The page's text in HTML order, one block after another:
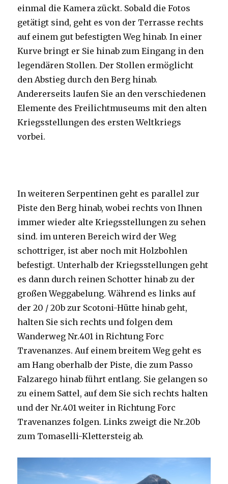
einmal die Kamera zückt. Sobald die Fotos
getätigt sind, geht es von der Terrasse rechts
auf einem gut befestigten Weg hinab. In einer
Kurve bringt er Sie hinab zum Eingang in den
legendären Stollen. Der Stollen ermöglicht
den Abstieg durch den Berg hinab.
Andererseits laufen Sie an den verschiedenen
Elemente des Freilichtmuseums mit den alten
Kriegsstellungen des ersten Weltkriegs
vorbei.
In weiteren Serpentinen geht es parallel zur
Piste den Berg hinab, wobei rechts von Ihnen
immer wieder alte Kriegsstellungen zu sehen
sind. im unteren Bereich wird der Weg
schottriger, ist aber noch mit Holzbohlen
befestigt. Unterhalb der Kriegsstellungen geht
es dann durch reinen Schotter hinab zu der
großen Weggabelung. Während es links auf
der 20 / 20b zur Scotoni-Hütte hinab geht,
halten Sie sich rechts und folgen dem
Wanderweg Nr.401 in Richtung Forc
Travenanzes. Auf einem breitem Weg geht es
am Hang oberhalb der Piste, die zum Passo
Falzarego hinab führt entlang. Sie gelangen so
zu einem Sattel, auf dem Sie sich rechts halten
und der Nr.401 weiter in Richtung Forc
Travenanzes folgen. Links zweigt die Nr.20b
zum Tomaselli-Klettersteig ab.